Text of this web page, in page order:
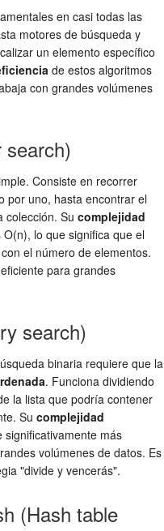
en casi todas las
motores de búsqueda y
un elemento específico
de estos algoritmos
con grandes volúmenes
search)
Consiste en recorrer
por uno, hasta encontrar el
colección. Su complejidad
lo que significa que el
el número de elementos.
para grandes
search)
binaria requiere que la
. Funciona dividiendo
la lista que podría contener
Su complejidad
más
volúmenes de datos. Es
"divide y vencerás".
(Hash table